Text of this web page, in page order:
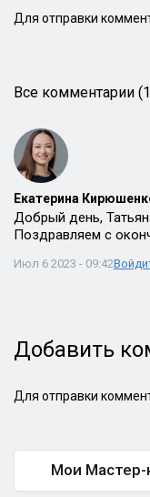
Для отправки
Все комментарии
Екатерина
Добрый день,
Поздравляем с
Июл 6 2023 - 09:42
Добавить
Для отправки
Мои Мастер-